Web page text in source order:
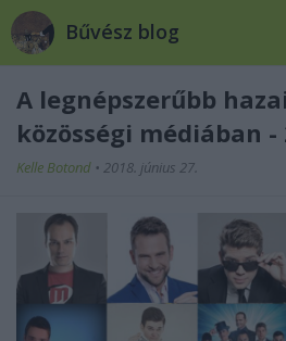
Bűvész blog
A legnépszerűbb
közösségi médiában
Kelle Botond • 2018. június 27.